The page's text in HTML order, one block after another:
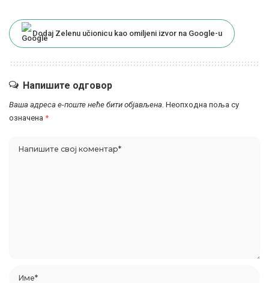
Dodaj Zelenu učionicu kao omiljeni izvor na Google-u
Напишите одговор
Ваша адреса е-поште неће бити објављена. Неопходна поља су
означена *